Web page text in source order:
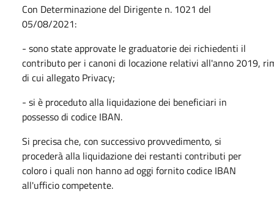
Con Determinazione del Dirigente n. 1021 del
05/08/2021:
- sono state approvate le graduatorie dei richiedenti il
contributo per i canoni di locazione relativi all'anno 2019,
di cui allegato Privacy;
- si è proceduto alla liquidazione dei beneficiari in
possesso di codice IBAN.
Si precisa che, con successivo provvedimento, si
procederà alla liquidazione dei restanti contributi per
coloro i quali non hanno ad oggi fornito codice IBAN
all'ufficio competente.